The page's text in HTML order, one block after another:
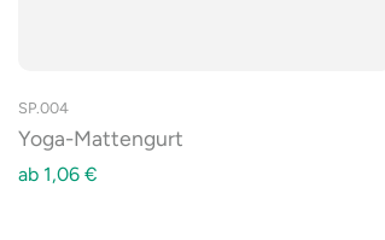
SP.004
Yoga-Mattengurt
ab 1,06 €